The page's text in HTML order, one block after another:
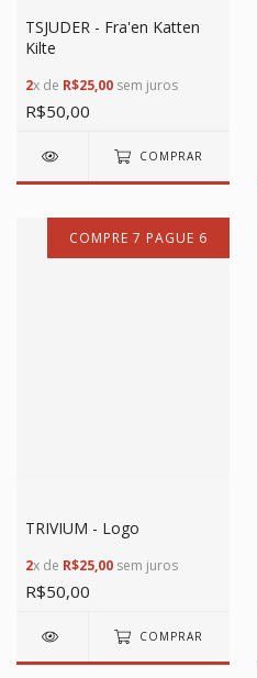
TSJUDER - Fra'en Katten
Kilte
2x de R$25,00 sem juros
R$50,00
COMPRAR
COMPRE 7 PAGUE 6
TRIVIUM - Logo
2x de R$25,00 sem juros
R$50,00
COMPRAR